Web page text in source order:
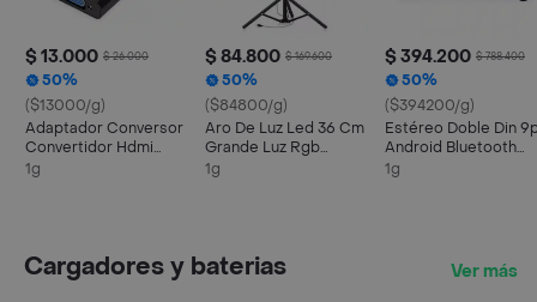
$ 13.000 $ 26.000
50%
($13000/g)
Adaptador Conversor
Convertidor Hdmi
Macho A Vga Hembra
1g
$ 84.800 $ 169.600
50%
($84800/g)
Aro De Luz Led 36 Cm
Grande Luz Rgb
Cálida Fría + Trípode
1g
$ 394.200 $ 788.400
50%
($394200/g)
Estéreo Doble Din
Android Bluetooth
Gps C/cámara
1g
Cargadores y baterias Ver más